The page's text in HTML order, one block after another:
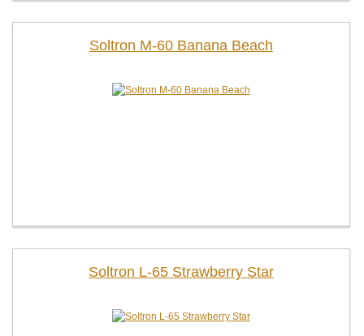
Soltron M-60 Banana Beach
Soltron L-65 Strawberry Star